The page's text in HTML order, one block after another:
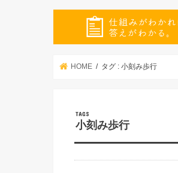
HOME タグ : 小刻み歩行
小刻み歩行